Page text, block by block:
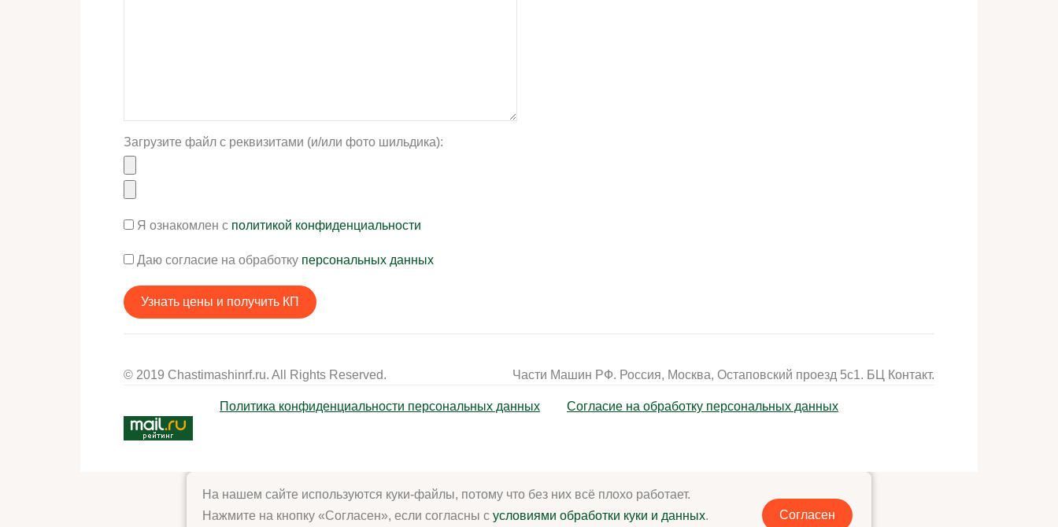
Загрузите файл с реквизитами (и/или фото шильдика):
Я ознакомлен с политикой конфиденциальности
Даю согласие на обработку персональных данных
© 2019 Chastimashinrf.ru. All Rights Reserved. Части Машин РФ. Россия, Москва, Остаповский проезд 5с1. БЦ Контакт.
Политика конфиденциальности персональных данных Согласие на обработку персональных данных
На нашем сайте используются куки-файлы, потому что без них всё плохо работает.
Нажмите на кнопку «Согласен», если согласны с условиями обработки куки и данных. Согласен